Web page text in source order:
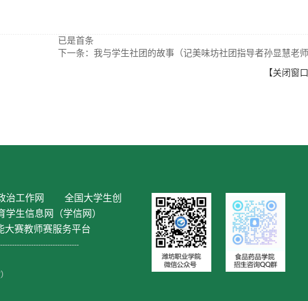
已是首条
下一条：我与学生社团的故事（记美味坊社团指导者孙显慧老
【关闭窗口
治工作网
全国大学生创
学生信息网（学信网）
大赛教师赛服务平台
）